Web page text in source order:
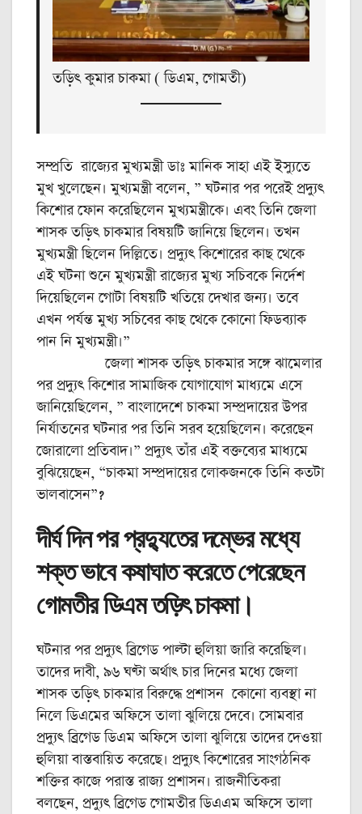
তড়িৎ কুমার চাকমা ( ডিএম, গোমতী)
সম্প্রতি রাজ্যের মুখ্যমন্ত্রী ডাঃ মানিক সাহা এই ইস্যুতে
মুখ খুলেছেন। মুখ্যমন্ত্রী বলেন, ” ঘটনার পর পরেই প্রদ্যুৎ
কিশোর ফোন করেছিলেন মুখ্যমন্ত্রীকে। এবং তিনি জেলা
শাসক তড়িৎ চাকমার বিষয়টি জানিয়ে ছিলেন। তখন
মুখ্যমন্ত্রী ছিলেন দিল্লিতে। প্রদ্যুৎ কিশোরের কাছ থেকে
এই ঘটনা শুনে মুখ্যমন্ত্রী রাজ্যের মুখ্য সচিবকে নির্দেশ
দিয়েছিলেন গোটা বিষয়টি খতিয়ে দেখার জন্য। তবে
এখন পর্যন্ত মুখ্য সচিবের কাছ থেকে কোনো ফিডব্যাক
পান নি মুখ্যমন্ত্রী।”
জেলা শাসক তড়িৎ চাকমার সঙ্গে ঝামেলার
পর প্রদ্যুৎ কিশোর সামাজিক যোগাযোগ মাধ্যমে এসে
জানিয়েছিলেন, ” বাংলাদেশে চাকমা সম্প্রদায়ের উপর
নির্যাতনের ঘটনার পর তিনি সরব হয়েছিলেন। করেছেন
জোরালো প্রতিবাদ।” প্রদ্যুৎ তাঁর এই বক্তব্যের মাধ্যমে
বুঝিয়েছেন, “চাকমা সম্প্রদায়ের লোকজনকে তিনি কতটা
ভালবাসেন”?
দীর্ঘ দিন পর প্রদ্যুতের দম্ভের মধ্যে
শক্ত ভাবে কষাঘাত করেতে পেরেছেন
গোমতীর ডিএম তড়িৎ চাকমা।
ঘটনার পর প্রদ্যুৎ ব্রিগেড পাল্টা হুলিয়া জারি করেছিল।
তাদের দাবী, ৯৬ ঘণ্টা অর্থাৎ চার দিনের মধ্যে জেলা
শাসক তড়িৎ চাকমার বিরুদ্ধে প্রশাসন কোনো ব্যবস্থা না
নিলে ডিএমের অফিসে তালা ঝুলিয়ে দেবে। সোমবার
প্রদ্যুৎ ব্রিগেড ডিএম অফিসে তালা ঝুলিয়ে তাদের দেওয়া
হুলিয়া বাস্তবায়িত করেছে। প্রদ্যুৎ কিশোরের সাংগঠনিক
শক্তির কাজে পরাস্ত রাজ্য প্রশাসন। রাজনীতিকরা
বলছেন, প্রদ্যুৎ ব্রিগেড গোমতীর ডিএএম অফিসে তালা